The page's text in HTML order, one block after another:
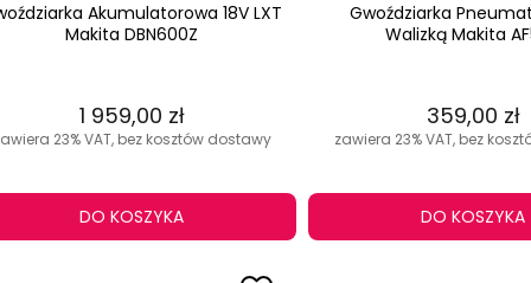
Akumulatorowa 18V LXT
Makita DBN600Z
1 959,00 zł
23% VAT, bez kosztów dostawy
DO KOSZYKA
Gwoździarka
Walizką Makita
359,00 zł
zawiera 23% VAT, bez
DO KOSZYKA